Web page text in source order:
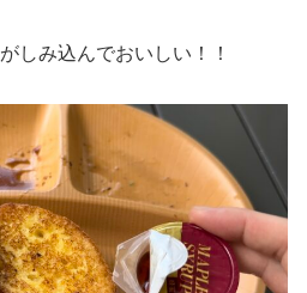
しみ込んでおいしい！！